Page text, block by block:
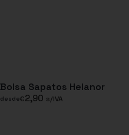
Bolsa Sapatos Helanor
desde€2,90 s/IVA